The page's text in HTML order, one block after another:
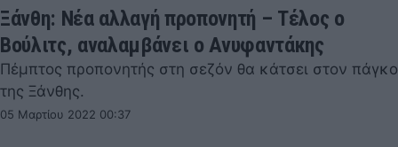
Ξάνθη: Νέα αλλαγή προπονητή – Τέλος ο
Βούλιτς, αναλαμβάνει ο Ανυφαντάκης
Πέμπτος προπονητής στη σεζόν θα κάτσει στον πάγκο
της Ξάνθης.
05 Μαρτίου 2022 00:37